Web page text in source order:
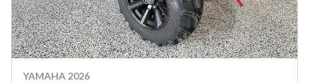
YAMAHA 2026